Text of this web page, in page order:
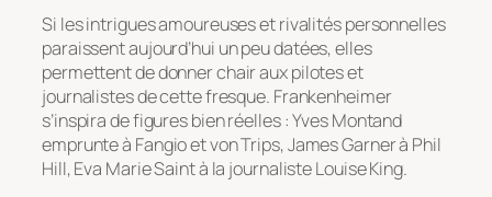
Si les intrigues amoureuses et rivalités personnelles
paraissent aujourd’hui un peu datées, elles
permettent de donner chair aux pilotes et
journalistes de cette fresque. Frankenheimer
s’inspira de figures bien réelles : Yves Montand
emprunte à Fangio et von Trips, James Garner à Phil
Hill, Eva Marie Saint à la journaliste Louise King.